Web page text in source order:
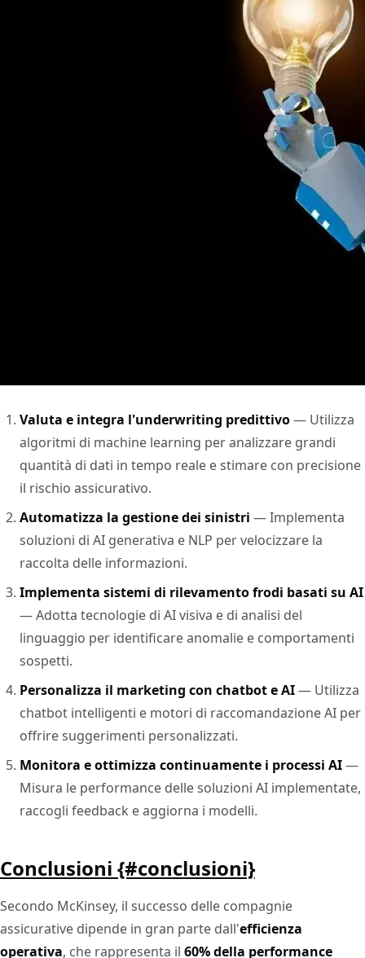
Valuta e integra l'underwriting predittivo— Utilizza
algoritmi di machine learning per analizzare grandi
quantità di dati in tempo reale e stimare con precisione
il rischio assicurativo.
Automatizza la gestione dei sinistri — Implementa
soluzioni di AI generativa e NLP per velocizzare la
raccolta delle informazioni.
Implementa sistemi di rilevamento frodi basati su AI
— Adotta tecnologie di AI visiva e di analisi del
linguaggio per identificare anomalie e comportamenti
sospetti.
Personalizza il marketing con chatbot e AI— Utilizza
chatbot intelligenti e motori di raccomandazione AI per
offrire suggerimenti personalizzati.
Monitora e ottimizza continuamente i processi AI—
Misura le performance delle soluzioni AI implementate,
raccogli feedback e aggiorna i modelli.
Conclusioni {#conclusioni}
Secondo McKinsey, il successo delle compagnie
assicurative dipende in gran parte dall'efficienza
operativa, che rappresenta il 60% della performance